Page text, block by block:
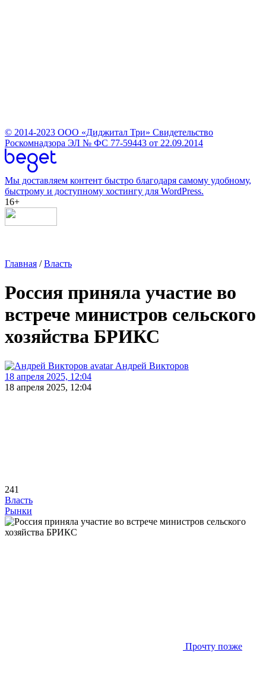
© 2014-2023 ООО «Диджитал Три» Свидетельство
Роскомнадзора ЭЛ № ФС 77-59443 от 22.09.2014
Мы доставляем контент быстро благодаря самому удобному,
быстрому и доступному хостингу для WordPress.
16+
Главная /Власть
Россия приняла участие во
встрече министров сельского
хозяйства БРИКС
Андрей Викторов
18 апреля 2025, 12:04
18 апреля 2025, 12:04
241
Власть
Рынки
Прочту позже